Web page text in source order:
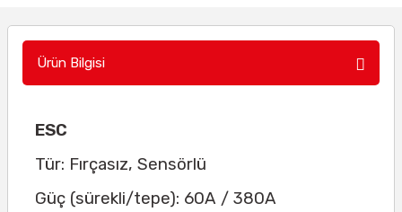
Ürün Bilgisi
ESC
Tür: Fırçasız, Sensörlü
Güç (sürekli/tepe): 60A / 380A